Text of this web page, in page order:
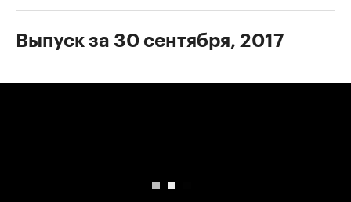
Выпуск за 30 сентября, 2017